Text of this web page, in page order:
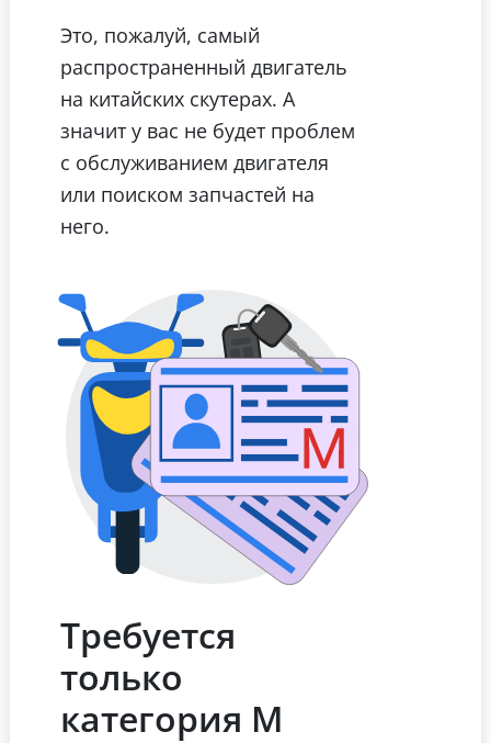
Это, пожалуй, самый
распространенный двигатель
на китайских скутерах. А
значит у вас не будет проблем
с обслуживанием двигателя
или поиском запчастей на
него.
Требуется
только
категория М